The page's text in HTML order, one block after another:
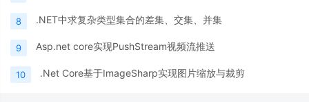
8 .NET中求复杂类型集合的差集、交集、并集
9 Asp.net core实现PushStream视频流推送
10 .Net Core基于ImageSharp实现图片缩放与裁剪